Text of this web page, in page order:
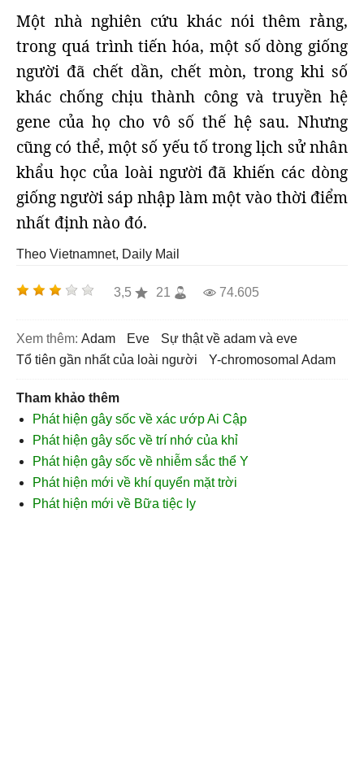
Một nhà nghiên cứu khác nói thêm rằng,
trong quá trình tiến hóa, một số dòng giống
người đã chết dần, chết mòn, trong khi số
khác chống chịu thành công và truyền hệ
gene của họ cho vô số thế hệ sau. Nhưng
cũng có thể, một số yếu tố trong lịch sử nhân
khẩu học của loài người đã khiến các dòng
giống người sáp nhập làm một vào thời điểm
nhất định nào đó.
Theo Vietnamnet, Daily Mail
3,5 21 74.605
Xem thêm: Adam Eve
sự thật về adam và eve
tổ tiên gần nhất của loài người
Y-chromosomal Adam
Tham khảo thêm
Phát hiện gây sốc về xác ướp Ai Cập
Phát hiện gây sốc về trí nhớ của khỉ
Phát hiện gây sốc về nhiễm sắc thể Y
Phát hiện mới về khí quyển mặt trời
Phát hiện mới về Bữa tiệc ly